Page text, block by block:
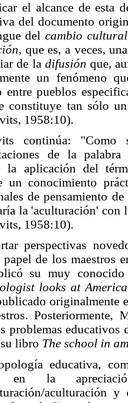
el alcance de esta
del documento
del cambio
que es, a veces,
de la difusión que,
un fenómeno
entre pueblos
constituye tan sólo
1958:10).
continúa:
de la
la aplicación del
un conocimiento
de pensamiento
la 'aculturación' con
1958:10).
perspectivas
papel de los maestros
su muy
looks at America
originalmente
Posteriormente,
problemas educativos
libro The school in
educativa,
en la
aculturación